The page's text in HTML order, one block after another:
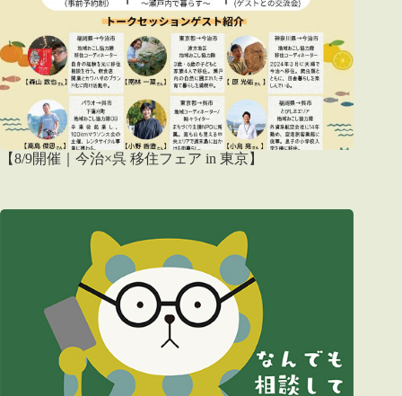
【8/9開催｜今治×呉 移住フェア in 東京】